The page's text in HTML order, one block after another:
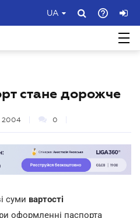
UA
стане дорожче
2004 0
суми вартості
оформленні паспорта